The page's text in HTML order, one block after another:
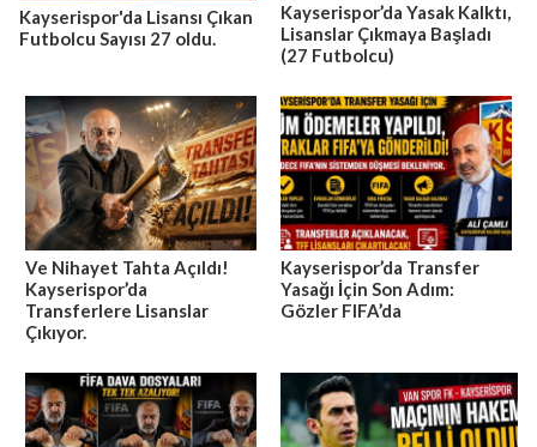
Kayserispor'da Lisansı Çıkan
Futbolcu Sayısı 27 oldu.
Kayserispor’da Yasak Kalktı,
Lisanslar Çıkmaya Başladı
(27 Futbolcu)
Ve Nihayet Tahta Açıldı!
Kayserispor’da
Transferlere Lisanslar
Çıkıyor.
Kayserispor’da Transfer
Yasağı İçin Son Adım:
Gözler FIFA’da